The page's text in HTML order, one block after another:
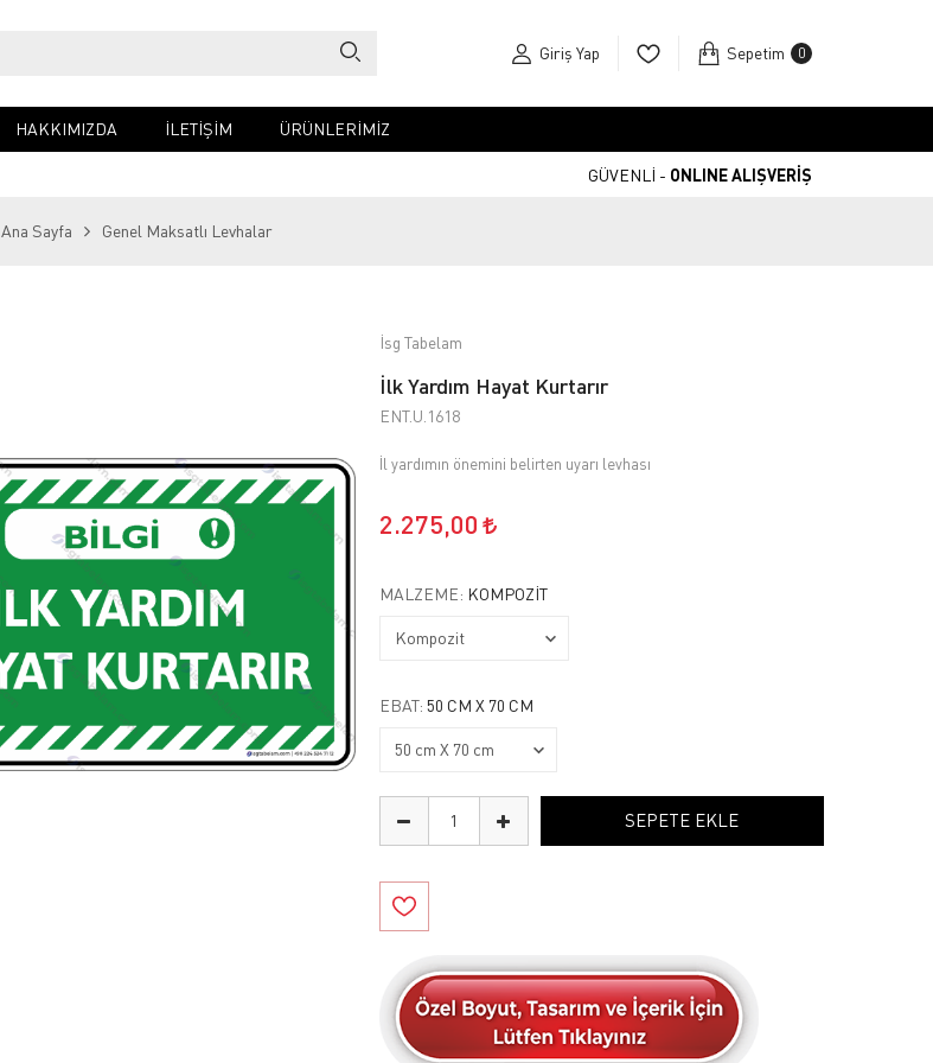
Giriş Yap Sepetim 0
HAKKIMIZDA İLETIŞIM ÜRÜNLERİMİZ
GÜVENLİ - ONLINE ALIŞVERİŞ
Ana Sayfa Genel Maksatlı Levhalar
İsg Tabelam
İlk Yardım Hayat Kurtarır
ENT.U.1618
İl yardımın önemini belirten uyarı levhası
2.275,00
MALZEME: KOMPOZIT
EBAT: 50 CM X 70 CM
SEPETE EKLE